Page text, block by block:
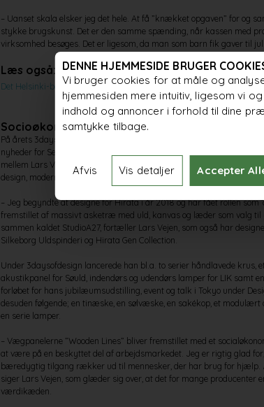
– Uanset skala elsker jeg det hele. At få ”knækket opgaven” for og
stykke brugskunst. Det er den samme spænding, når kassen med
virksomhed besøges. Det er ligesom, da man som barn fik gaver til jul.
Læs også:
Det Helsinki-baserede designbureau Fyra: Altid ansvarligt design
Socioøkonomiske- og klimamæssige hensyn
På årets 3daysofdesign kunne Lars Vejen udstille sine nyeste
nyheder for Seikado, Silkeborg Uldspinderi, LIK, Søuld, Gato Mikio,
mellem Lars Vejen, den japanske designer Taijiro Ishiko og den
design, moderne teknologiske løsninger og høj, klassisk
– Jeg begyndte at designe for Hirata i år 2018 og har fået rollen som
fremstillet af massivt asketræ med uld, kanvas og læder som valg til
sammen kaldet StudioA27, fortæller Lars Vejen, som også har
Silkeborg Uldspinderi og Hirata Gen Collection.
Under 3daysofdesign lancerede han bl.a. to serier håndlavede
akustikpanel for Søuld, indendørs og udendørs lamper for LIK samt
forløbet for hans jubilæumsudstilling, event og talk i Tokyo under
desuden følgende; en tinæske, en sølvæske, en sakékop, et
en serie lamper.
– Vægpanelerne ”Wooden Lines” bliver fremstillet med et
at være på en beskyttet del af arbejdsmarkedet. Jeg er rigtig glad
bæredygtig tilgang rækker ud til mennesker, der har brug for
siger Lars Vejen, som glæder sig over, at det for mange
værdikæden.
DENNE HJEMMESIDE BRUGER
Vi bruger cookies for at måle og
hjemmesiden mere intuitiv, ligesom vi
indhold og annoncer i forhold til dine
samtykke tilbage.
Afvis Vis detaljer Accepter